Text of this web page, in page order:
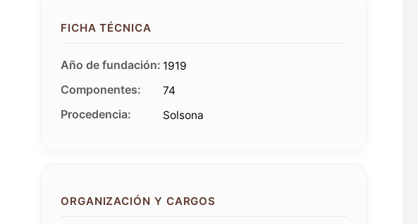
FICHA TÉCNICA
Año de fundación: 1919
Componentes: 74
Procedencia: Solsona
ORGANIZACIÓN Y CARGOS